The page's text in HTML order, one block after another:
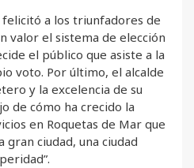
a los triunfadores de
valor el sistema de elección
el público que asiste a la
voto. Por último, el alcalde
y la excelencia de su
de cómo ha crecido la
en Roquetas de Mar que
gran ciudad, una ciudad